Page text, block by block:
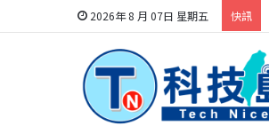
2026年 8 月 07日 星期五 快訊